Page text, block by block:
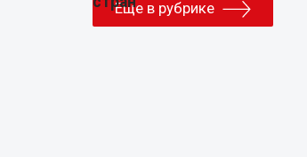
Еще в рубрике